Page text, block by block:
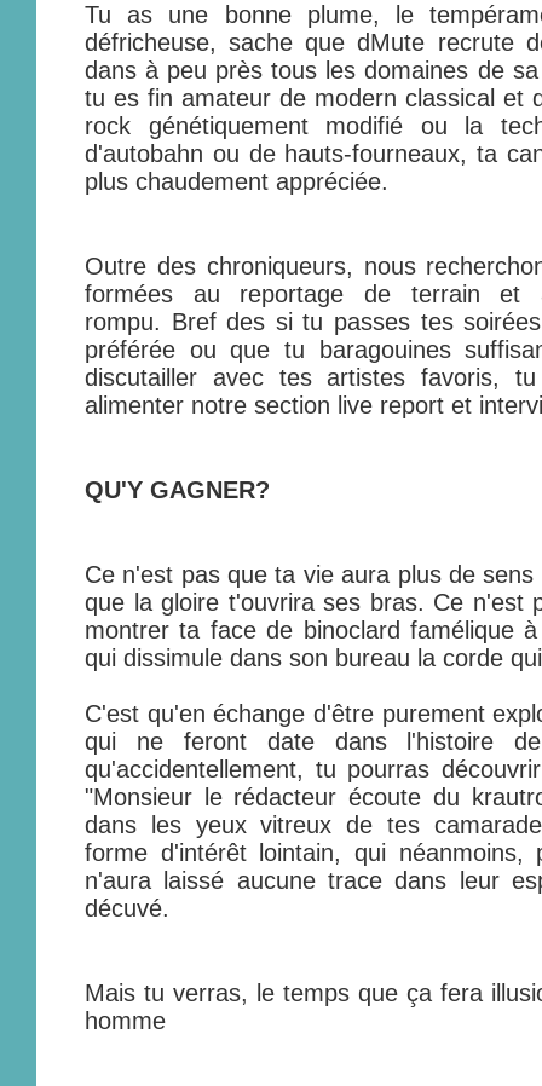
Tu as une bonne plume, le
défricheuse, sache que dMute recrute
dans à peu près tous les domaines de
tu es fin amateur de modern classical et
rock génétiquement modifié ou la
d'autobahn ou de hauts-fourneaux, ta
plus chaudement appréciée.
Outre des chroniqueurs, nous
formées au reportage de terrain et
rompu. Bref des si tu passes tes
préférée ou que tu baragouines
discutailler avec tes artistes favoris,
alimenter notre section live report et
QU'Y GAGNER?
Ce n'est pas que ta vie aura plus de
que la gloire t'ouvrira ses bras. Ce n'est
montrer ta face de binoclard famélique
qui dissimule dans son bureau la corde
C'est qu'en échange d'être purement
qui ne feront date dans l'histoire
qu'accidentellement, tu pourras
"Monsieur le rédacteur écoute du
dans les yeux vitreux de tes
forme d'intérêt lointain, qui néanmoins,
n'aura laissé aucune trace dans leur
décuvé.
Mais tu verras, le temps que ça fera
homme